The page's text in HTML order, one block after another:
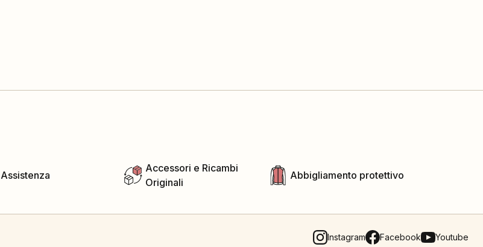
Assistenza
Accessori e Ricambi
Originali
Abbigliamento protettivo
Instagram Facebook Youtube